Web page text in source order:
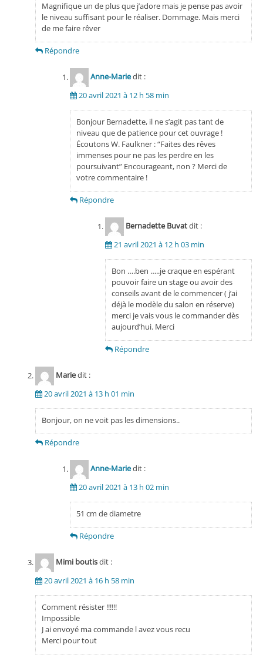
Magnifique un de plus que j’adore mais je pense pas avoir
le niveau suffisant pour le réaliser. Dommage. Mais merci
de me faire rêver
Répondre
Anne-Mariedit :
20 avril 2021 à 12 h 58 min
Bonjour Bernadette, il ne s’agit pas tant de
niveau que de patience pour cet ouvrage !
Écoutons W. Faulkner : “Faites des rêves
immenses pour ne pas les perdre en les
poursuivant” Encourageant, non ? Merci de
votre commentaire !
Répondre
Bernadette Buvatdit :
21 avril 2021 à 12 h 03 min
Bon ….ben …..je craque en espérant
pouvoir faire un stage ou avoir des
conseils avant de le commencer ( j’ai
déjà le modèle du salon en réserve)
merci je vais vous le commander dès
aujourd’hui. Merci
Répondre
Mariedit :
20 avril 2021 à 13 h 01 min
Bonjour, on ne voit pas les dimensions..
Répondre
Anne-Mariedit :
20 avril 2021 à 13 h 02 min
51 cm de diametre
Répondre
Mimi boutisdit :
20 avril 2021 à 16 h 58 min
Comment résister !!!!!!
Impossible
J ai envoyé ma commande l avez vous recu
Merci pour tout